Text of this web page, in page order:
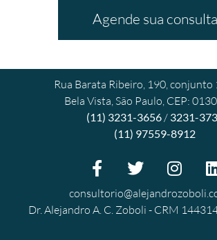
Agende sua consulta
Rua Barata Ribeiro, 190,
Bela Vista, São Paulo, CEP:
(11) 3231-3656/ 3231-
(11) 97559-8912
Dr. Alejandro A. C. Zoboli - CRM